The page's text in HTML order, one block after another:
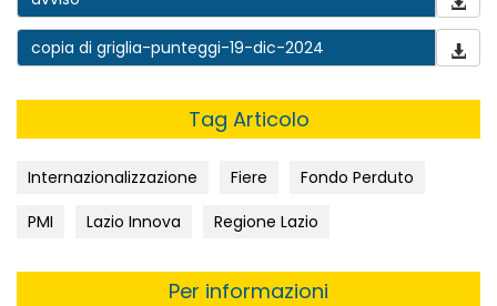
copia di griglia-punteggi-19-dic-2024
Tag Articolo
Internazionalizzazione Fiere
Fondo Perduto
PMI
Lazio Innova Regione Lazio
Per informazioni